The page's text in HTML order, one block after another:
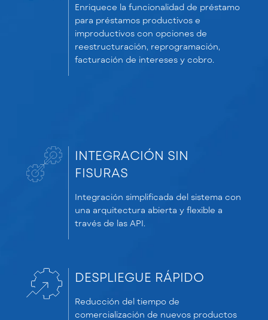
Enriquece la funcionalidad de préstamo
para préstamos productivos e
improductivos con opciones de
reestructuración, reprogramación,
facturación de intereses y cobro.
INTEGRACIÓN SIN
FISURAS
Integración simplificada del sistema con
una arquitectura abierta y flexible a
través de las API.
DESPLIEGUE RÁPIDO
Reducción del tiempo de
comercialización de nuevos productos